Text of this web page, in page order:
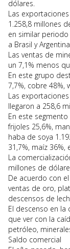
dólares.
Las
1.258,8 millones
en similar periodo
a Brasil y
Las ventas de
un 7,1% menos
En este grupo
7,7%, cobre 48%,
Las
llegaron a 258,6
En este
frijoles 25,6%,
haba de soya
31,7%, maíz 36%,
La
millones de
De acuerdo con
ventas de oro,
descensos de
El descenso en
que ver con la
petróleo,
Saldo comercial